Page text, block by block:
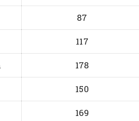
87
117
178
150
169